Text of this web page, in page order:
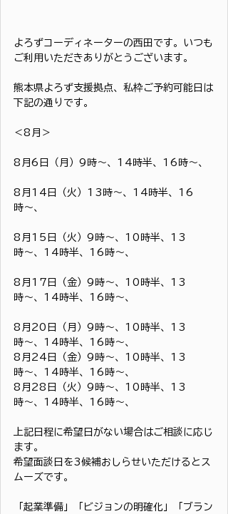
よろずコーディネーターの西田です。いつも
ご利用いただきありがとうございます。
熊本県よろず支援拠点、私枠ご予約可能日は
下記の通りです。
＜8月＞
8月6日（月）9時〜、14時半、16時〜、
8月14日（火）13時〜、14時半、16
時〜、
8月15日（火）9時〜、10時半、13
時〜、14時半、16時〜、
8月17日（金）9時〜、10時半、13
時〜、14時半、16時〜、
8月20日（月）9時〜、10時半、13
時〜、14時半、16時〜、
8月24日（金）9時〜、10時半、13
時〜、14時半、16時〜、
8月28日（火）9時〜、10時半、13
時〜、14時半、16時〜、
上記日程に希望日がない場合はご相談に応じ
ます。
希望面談日を3候補おしらせいただけるとス
ムーズです。
「起業準備」「ビジョンの明確化」「ブラン